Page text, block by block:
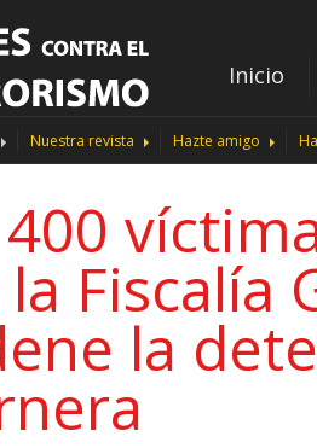
Inicio
Nuestra revista Hazte amigo
Fiscalía
la